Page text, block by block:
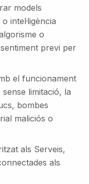
models
intel·ligència
o
previ per
el funcionament
limitació, la
bombes
maliciós o
als Serveis,
als